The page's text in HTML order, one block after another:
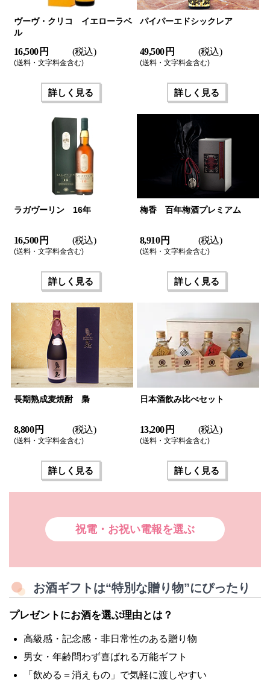
お酒ギフトは“特別な贈り物”にぴったり
プレゼントにお酒を選ぶ理由とは？
高級感・記念感・非日常性のある贈り物
男女・年齢問わず喜ばれる万能ギフト
「飲める＝消えもの」で気軽に渡しやすい
ヴーヴ・クリコ イエローラベ
ル
16,500 円 (税込)
(送料・文字料金含む)
詳しく見る
パイパーエドシックレア
49,500 円 (税込)
(送料・文字料金含む)
詳しく見る
ラガヴーリン 16年
16,500 円 (税込)
(送料・文字料金含む)
詳しく見る
梅香 百年梅酒プレミアム
8,910 円 (税込)
(送料・文字料金含む)
詳しく見る
長期熟成麦焼酎 梟
8,800 円 (税込)
(送料・文字料金含む)
詳しく見る
日本酒飲み比べセット
13,200 円 (税込)
(送料・文字料金含む)
詳しく見る
祝電・お祝い電報を選ぶ